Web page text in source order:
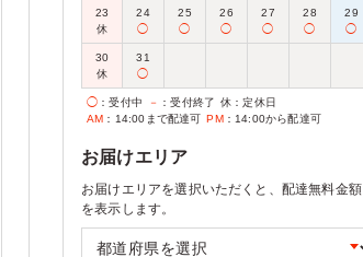
23
休
24
◯
25
◯
26
◯
27
◯
28
◯
29
◯
30
休
31
◯
◯ ：受付中 － ：受付終了 休 ：定休日
AM ：14:00まで配達可 PM：14:00から配達可
お届けエリア
お届けエリアを選択いただくと、配達無料金額
を表示します。